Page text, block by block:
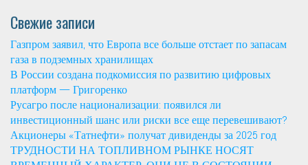
Свежие записи
Газпром заявил, что Европа все больше отстает по запасам
газа в подземных хранилищах
В России создана подкомиссия по развитию цифровых
платформ — Григоренко
Русагро после национализации: появился ли
инвестиционный шанс или риски все еще перевешивают?
Акционеры «Татнефти» получат дивиденды за 2025 год
ТРУДНОСТИ НА ТОПЛИВНОМ РЫНКЕ НОСЯТ